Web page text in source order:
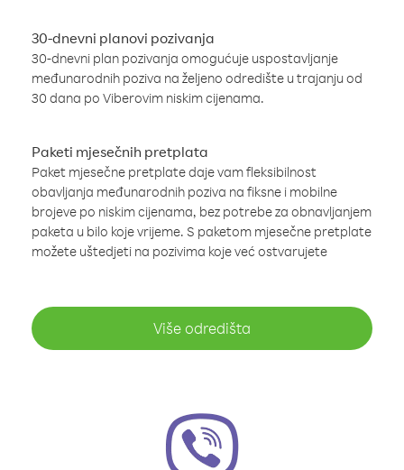
30-dnevni planovi pozivanja
30-dnevni plan pozivanja omogućuje uspostavljanje
međunarodnih poziva na željeno odredište u trajanju od
30 dana po Viberovim niskim cijenama.
Paketi mjesečnih pretplata
Paket mjesečne pretplate daje vam fleksibilnost
obavljanja međunarodnih poziva na fiksne i mobilne
brojeve po niskim cijenama, bez potrebe za obnavljanjem
paketa u bilo koje vrijeme. S paketom mjesečne pretplate
možete uštedjeti na pozivima koje već ostvarujete
Više odredišta